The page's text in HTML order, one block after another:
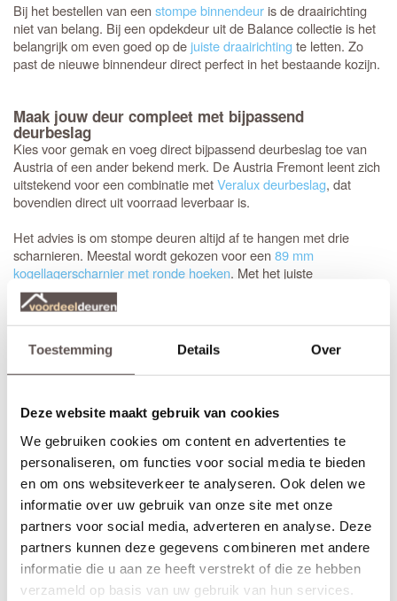
Toestemming Details Over
Deze website maakt gebruik van cookies
We gebruiken cookies om content en advertenties te
personaliseren, om functies voor social media te bieden
en om ons websiteverkeer te analyseren. Ook delen we
informatie over uw gebruik van onze site met onze
partners voor social media, adverteren en analyse. Deze
partners kunnen deze gegevens combineren met andere
informatie die u aan ze heeft verstrekt of die ze hebben
verzameld op basis van uw gebruik van hun services.
Bij het bestellen van eenstompe binnendeur is de draairichting
niet van belang. Bij een opdekdeur uit de Balance collectie is het
belangrijk om even goed op de juiste draairichtingte letten. Zo
past de nieuwe binnendeur direct perfect in het bestaande kozijn.
Maak jouw deur compleet met bijpassend
deurbeslag
Kies voor gemak en voeg direct bijpassend deurbeslag toe van
Austria of een ander bekend merk. De Austria Fremont leent zich
uitstekend voor een combinatie metVeralux deurbeslag, dat
bovendien direct uit voorraad leverbaar is.
Het advies is om stompe deuren altijd af te hangen met drie
scharnieren. Meestal wordt gekozen voor een89 mm
kogellagerscharnier met ronde hoeken. Met het juiste
gereedschap, zoals een freesmal, worden deze uitsparingen snel
en vakkundig ingefreesd voor een strak resultaat.
Het is aan te raden om te kiezen voor een
tochtvaldorpeltussen
de hal en de woonkamer, zeker als de voordeur niet volledig
tochtvrij sluit. Voor slaapkamers is een valdorpel handig om geluid
gesloten deur vermindert; dit is de afweging bij de keuze voor een
tochtvaldorpel.
Inkorten of op maat bestellen?
Sluiten de standaardmaten net niet aan? Geen probleem.
Stompe Austria Balance deuren zijn aan alle vier de zijden tot 10
mm in te korten. Bij eenopdekdeuris inkorten vanwege de
opdekranden alleen mogelijk aan de onderzijde.
Voor een zorgeloze installatie is het aan te raden gebruik te